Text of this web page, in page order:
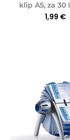
klip A5, za 30
1,99 €